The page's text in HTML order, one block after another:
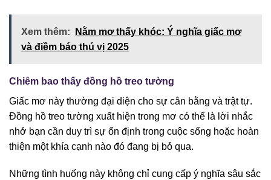
Xem thêm:
Nằm mơ thấy khóc: Ý nghĩa giấc mơ
và điềm báo thú vị 2025
Chiêm bao thấy đồng hồ treo tường
Giấc mơ này thường đại diện cho sự cân bằng và trật tự.
Đồng hồ treo tường xuất hiện trong mơ có thể là lời nhắc
nhở bạn cần duy trì sự ổn định trong cuộc sống hoặc hoàn
thiện một khía cạnh nào đó đang bị bỏ qua.
Những tình huống này không chỉ cung cấp ý nghĩa sâu sắc